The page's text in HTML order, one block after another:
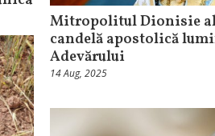
Mitropolitul Dionisie
candelă apostolică
Adevărului
14 Aug, 2025